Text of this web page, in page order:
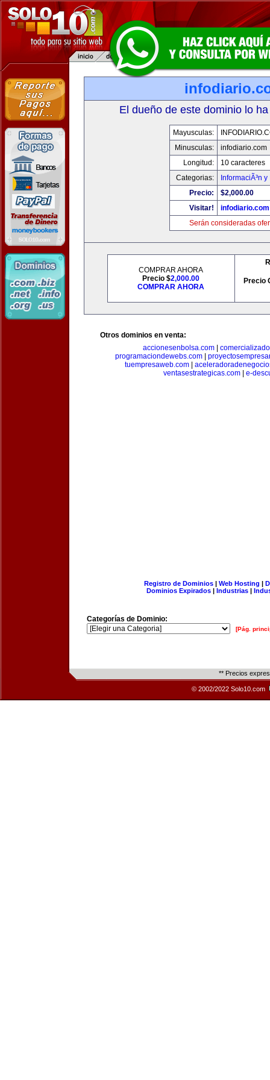
El dueño de este dominio lo
Mayusculas:
Minusculas:
infodiario.com
Longitud:
10 caracteres
Categorias:
InformaciÃ³n
Precio:
$2,000.00
Visitar!
infodiario.com
Serán consideradas
COMPRAR AHORA
Precio $2,000.00
COMPRAR AHORA
Precio
Otros dominios en venta:
accionesenbolsa.com
programaciondewebs.com
tuempresaweb.com
ventasestrategicas.com| e-
Registro de Dominios| Web Hosting |
Dominios Expirados | Industrias |
Categorías de Dominio:
[Pág.
** Precios
© 2002/2022 Solo10.com